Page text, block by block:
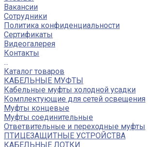
Вакансии
Сотрудники
Политика конфиденциальности
Сертификаты
Видеогалерея
Контакты
...
Каталог товаров
КАБЕЛЬНЫЕ МУФТЫ
Кабельные муфты холодной усадки
Комплектующие для сетей освещения
Муфты концевые
Муфты соединительные
Ответвительные и переходные муфты
ПТИЦЕЗАЩИТНЫЕ УСТРОЙСТВА
КАБЕЛЬНЫЕ ЛОТКИ